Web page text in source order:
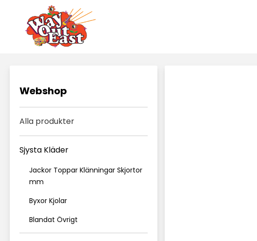
Webshop
Alla produkter
Sjysta Kläder
Jackor Toppar Klänningar Skjortor
mm
Byxor Kjolar
Blandat Övrigt